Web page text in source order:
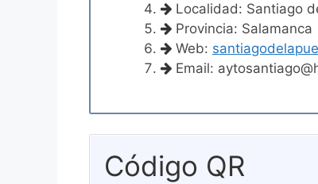
Localidad: Santiago
Provincia: Salamanca
Web:
Email:
Código QR